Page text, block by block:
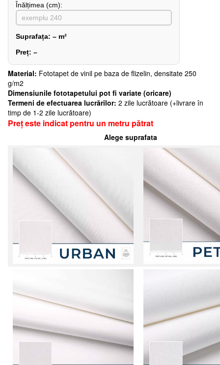
Înălțimea (cm):
Suprafața: – m²
Preț: –
Material: Fototapet de vinil pe baza de flizelin, densitate 250
g/m2
Dimensiunile fototapetului pot fi variate (oricare)
Termeni de efectuarea lucrărilor: 2 zile lucrătoare (+livrare în
timp de 1-2 zile lucrătoare)
Preț este indicat pentru un metru pătrat
Alege suprafata